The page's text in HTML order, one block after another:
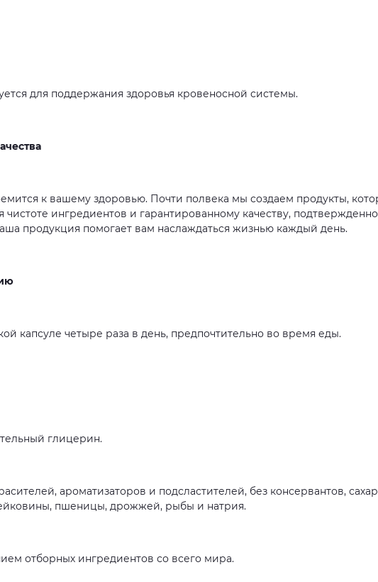
для поддержания здоровья кровеносной системы.
к вашему здоровью. Почти полвека мы создаем продукты,
ингредиентов и гарантированному качеству,
продукция помогает вам наслаждаться жизнью каждый день.
капсуле четыре раза в день, предпочтительно во время еды.
глицерин.
ароматизаторов и подсластителей, без консервантов,
пшеницы, дрожжей, рыбы и натрия.
отборных ингредиентов со всего мира.